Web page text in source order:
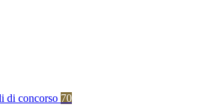
di concorso 70